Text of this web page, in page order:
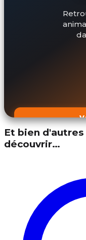
Et bien
découvrir…